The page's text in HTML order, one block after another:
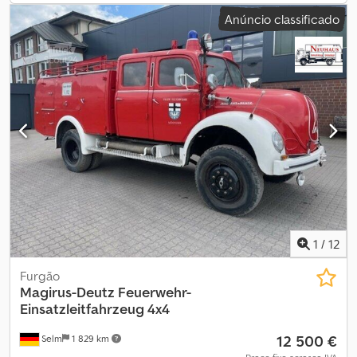
rodas = Observações = Superestrutura Ano de fabricação: 1989
Volume: 12 m³ = Mais informações = Informações gerais Cabine:
simples Placa de matrícula: 9115QR88 Informações técnicas
Cedpfx Agszca I Sjysrf Número de cilindros: 8 Transmissão Tipo de
motor: DEUTZ F6L413 V - refrigerado a ar Configuração dos eixos
Dimensão dos pneus: 13R 22,5 Perfil dos pneus: 30% Eixo
dianteiro: bloqueio do diferencial; capacidade máxima por eixo:
5.500 kg; direcional Eixo traseiro: rodas duplas; bloqueio do
diferencial; capacidade máxima por eixo: 12.000 kg Pesos Peso
vazio: 8.180 kg Carga útil: 8.820 kg Peso bruto total: 17.000 kg
Funcional Marca da superestrutura: SMG TANKER / CISTERNA
Estado Condição técnica: boa Condição visual: boa Danos:
nenhum
Anúncio classificado
1 / 12
Selm 1 829 km
Furgão
Magirus-Deutz Feuerwehr-
Einsatzleitfahrzeug 4x4
12 500 €